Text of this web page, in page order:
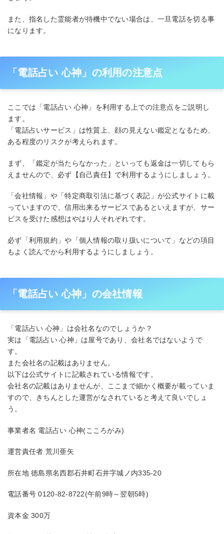
また、指名した霊能者が待機中でない場合は、一旦電話を切る事
になります。
「電話占い 心神」の利用の注意点
ここでは「電話占い 心神」を利用する上での注意点をご説明し
ます。
「電話占いサービス」は性質上、顔の見えない鑑定となるため、
ある程度のリスクが考えられます。
まず、「鑑定が当たらなかった」といっても返金は一切してもら
えませんので、必ず【自己責任】で利用するようにしましょう。
「会社情報」や「特定商取引法に基づく表記」が公式サイトに載
っていますので、信用出来るサービスであるといえますが、サー
ビスを受けた感想はやはり人それぞれです。
必ず「利用規約」や「個人情報の取り扱いについて」などの項目
もよく読んでから利用するようにしましょう。
「電話占い 心神」の会社情報
「電話占い 心神」は会社名なのでしょうか？
実は「電話占い 心神」は屋号であり、会社名ではないようで
す。
また会社名の記載はありません。
以下は公式サイトに記載されている情報です。
会社名の記載はありませんが、ここまで細かく概要が載っていま
すので、きちんとした運営がなされていると考えて良いでしょ
う。
事業者名 電話占い 心神(こころがみ)
運営責任者 荒川亜矢
所在地 徳島県名西郡石井町石井字城ノ内335-20
電話番号 0120-82-8722(午前9時～翌朝5時)
資本金 300万